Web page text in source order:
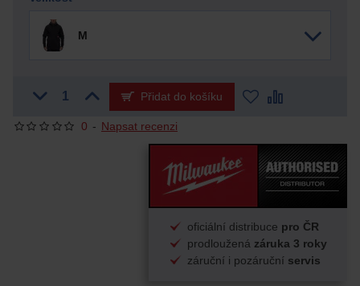
0 - Napsat recenzi
M
Přidat do košíku
oficiální distribuce pro ČR
prodloužená záruka 3 roky
záruční i pozáruční servis